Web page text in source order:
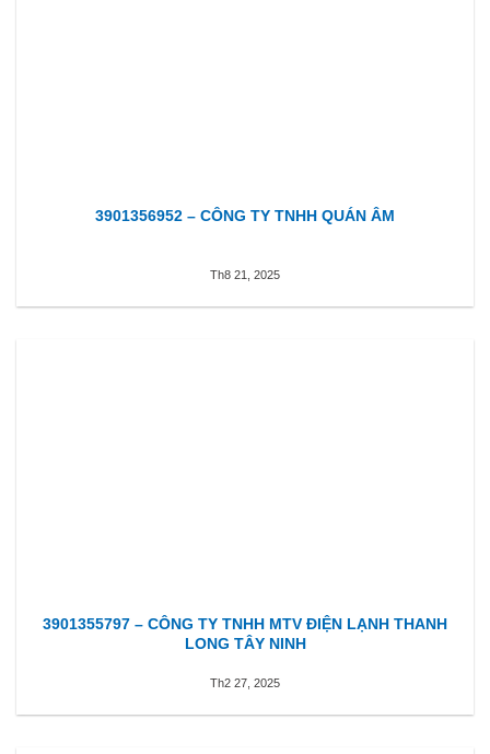
3901356952 – CÔNG TY TNHH QUÁN ÂM
Th8 21, 2025
3901355797 – CÔNG TY TNHH MTV ĐIỆN LẠNH THANH
LONG TÂY NINH
Th2 27, 2025